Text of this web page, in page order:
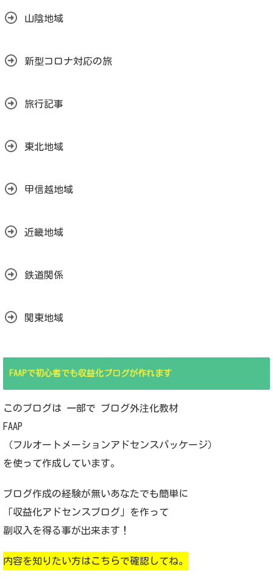
山陰地域
新型コロナ対応の旅
旅行記事
東北地域
甲信越地域
近畿地域
鉄道関係
関東地域
FAAPで初心者でも収益化ブログが作れます
このブログは 一部で ブログ外注化教材
FAAP
（フルオートメーションアドセンスパッケージ）
を使って作成しています。
ブログ作成の経験が無いあなたでも簡単に
「収益化アドセンスブログ」を作って
副収入を得る事が出来ます！
内容を知りたい方はこちらで確認してね。